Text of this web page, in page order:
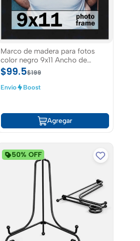
Marco de madera para fotos
color negro 9x11 Ancho de
moldura de 0,75 pulgadas
$99.5$199
Envío Boost
Agregar
50% OFF